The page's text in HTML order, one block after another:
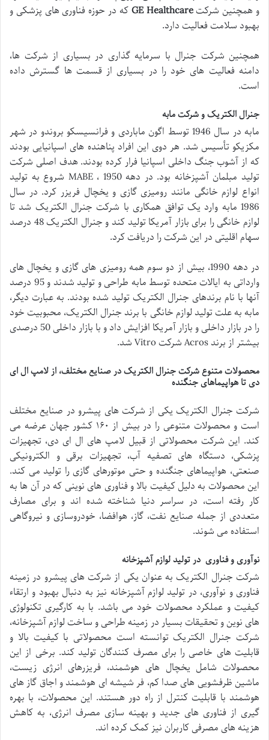
و همچنین شرکتGE Healthcare
که در حوزه فناوری های پزشکی و
بهبود سلامت فعالیت دارد.
همچنین شرکت جنرال با سرمایه گذاری در بسیاری از شرکت ها،
دامنه فعالیت های خود را در بسیاری از قسمت ها گسترش داده
است.
جنرال الکتریک و شرکت مابه
مابه در سال 1946 توسط اگون ماباردی و فرانسیسکو بروندو در شهر
مکزیکو تأسیس شد. هر دوی این افراد پناهنده های اسپانیایی بودند
که از آشوب جنگ داخلی اسپانیا فرار کرده بودند. هدف اصلی شرکت
تولید مبلمان آشپزخانه بود. در دهه 1950 ، MABE شروع به تولید
انواع لوازم خانگی مانند رومیزی گازی و یخچال فریزر کرد. در سال
1986 مابه وارد یک توافق همکاری با شرکت جنرال الکتریک شد تا
لوازم خانگی را برای بازار آمریکا تولید کند و جنرال الکتریک 48 درصد
سهام اقلیتی در این شرکت را دریافت کرد.
در دهه 1990، بیش از دو سوم همه رومیزی های گازی و یخچال های
وارداتی به ایالات متحده توسط مابه طراحی و تولید شدند و 95 درصد
آنها با نام برندهای جنرال الکتریک تولید شده بودند. به عبارت دیگر،
مابه به علت تولید لوازم خانگی با برند جنرال الکتریک، محبوبیت خود
را در بازار داخلی و بازار آمریکا افزایش داد و با بازار داخلی 50 درصدی
بیشتر از برند Acros شرکت Vitro شد.
محصولات متنوع شرکت جنرال الکتریک در صنایع مختلف، از لامپ ال ای
دی تا هواپیماهای جنگنده
شرکت جنرال الکتریک یکی از شرکت های پیشرو در صنایع مختلف
است و محصولات متنوعی را در بیش از ۱۶۰ کشور جهان عرضه می
کند. این شرکت محصولاتی از قبیل لامپ های ال ای دی، تجهیزات
پزشکی، دستگاه های تصفیه آب، تجهیزات برقی و الکترونیکی
صنعتی، هواپیماهای جنگنده و حتی موتورهای گازی را تولید می کند.
این محصولات به دلیل کیفیت بالا و فناوری های نوینی که در آن ها به
کار رفته است، در سراسر دنیا شناخته شده اند و برای مصارف
متعددی از جمله صنایع نفت، گاز، هوافضا، خودروسازی و نیروگاهی
استفاده می شوند.
نوآوری و فناوری در تولید لوازم آشپزخانه
شرکت جنرال الکتریک به عنوان یکی از شرکت های پیشرو در زمینه
فناوری و نوآوری، در تولید لوازم آشپزخانه نیز به دنبال بهبود و ارتقاء
کیفیت و عملکرد محصولات خود می باشد. با به کارگیری تکنولوژی
های نوین و تحقیقات بسیار در زمینه طراحی و ساخت لوازم آشپزخانه،
شرکت جنرال الکتریک توانسته است محصولاتی با کیفیت بالا و
قابلیت های خاصی را برای مصرف کنندگان تولید کند. برخی از این
محصولات شامل یخچال های هوشمند، فریزرهای انرژی زیست،
ماشین ظرفشویی های صدا کم، فر شیشه ای هوشمند و اجاق گاز های
هوشمند با قابلیت کنترل از راه دور هستند. این محصولات، با بهره
گیری از فناوری های جدید و بهینه سازی مصرف انرژی، به کاهش
هزینه های مصرفی کاربران نیز کمک کرده اند.